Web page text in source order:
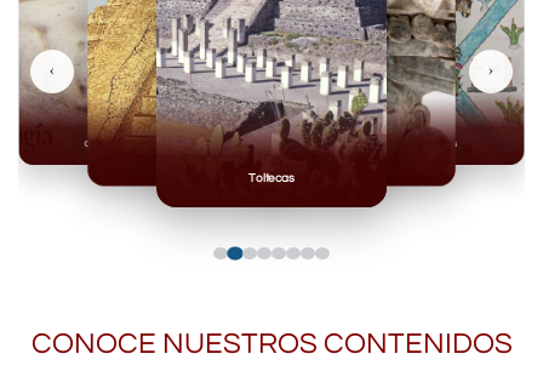
Toltecas
Mexicas
Olmecas
‹ ›
CONOCE NUESTROS CONTENIDOS